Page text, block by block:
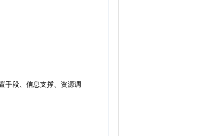
段、信息支撑、资源调